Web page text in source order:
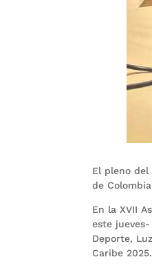
El pleno del
de
En la XVII
este
Deporte,
Caribe 2025.